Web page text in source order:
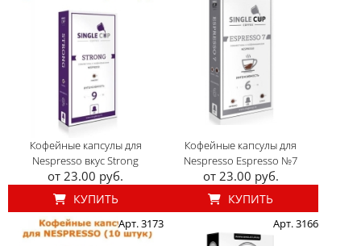
Кофейные капсулы для
Nespresso вкус Strong
от 23.00 руб.
КУПИТЬ
Кофейные капсулы для
Nespresso Espresso №7
от 23.00 руб.
КУПИТЬ
Арт. 3173 Арт. 3166